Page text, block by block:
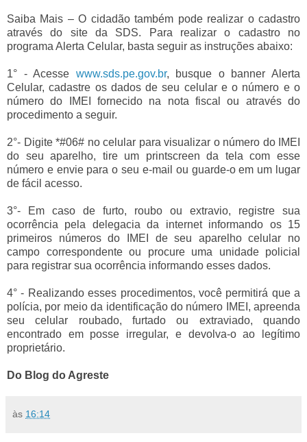
Saiba Mais – O cidadão também pode realizar o cadastro
através do site da SDS. Para realizar o cadastro no
programa Alerta Celular, basta seguir as instruções abaixo:
1° - Acesse www.sds.pe.gov.br, busque o banner Alerta
Celular, cadastre os dados de seu celular e o número e o
número do IMEI fornecido na nota fiscal ou através do
procedimento a seguir.
2°- Digite *#06# no celular para visualizar o número do IMEI
do seu aparelho, tire um printscreen da tela com esse
número e envie para o seu e-mail ou guarde-o em um lugar
de fácil acesso.
3°- Em caso de furto, roubo ou extravio, registre sua
ocorrência pela delegacia da internet informando os 15
primeiros números do IMEI de seu aparelho celular no
campo correspondente ou procure uma unidade policial
para registrar sua ocorrência informando esses dados.
4° - Realizando esses procedimentos, você permitirá que a
polícia, por meio da identificação do número IMEI, apreenda
seu celular roubado, furtado ou extraviado, quando
encontrado em posse irregular, e devolva-o ao legítimo
proprietário.
Do Blog do Agreste
às 16:14